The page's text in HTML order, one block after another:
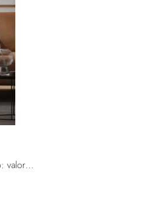
Lampada da terra Hygge di Le Comfort in tessuto: valorizzerà gli ambienti domestici come fosse un vero oggetto di arredo, creando atmosfere di grande ...